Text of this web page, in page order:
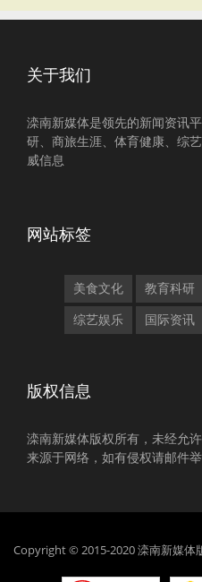
关于我们
滦南新媒体是领先的新闻资讯
研、商旅生涯、体育健康、综
威信息
网站标签
美食文化 教育科研
综艺娱乐 国际资讯
版权信息
滦南新媒体版权所有，未经允
来源于网络，如有侵权请邮件举
Copyright © 2015-2020 滦南新媒体